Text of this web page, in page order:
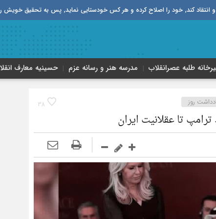
خویش را تباه نموده است.
طلبه‌ عصر‌انقلاب مدرسه هنر و رسانه عزم حسینیه معارف
38 روز
تا عقلانیت ایران